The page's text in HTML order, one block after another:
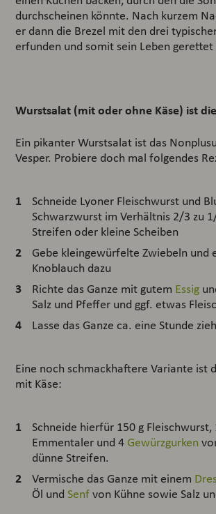
durchscheinen könnte. Nach kurzem
er dann die Brezel mit den drei
erfunden und somit sein Leben gerettet
Wurstsalat (mit oder ohne Käse) ist
Ein pikanter Wurstsalat ist das
Vesper. Probiere doch mal folgendes
Schneide Lyoner Fleischwurst und
Schwarzwurst im Verhältnis 2/3 zu
Streifen oder kleine Scheiben
Gebe kleingewürfelte Zwiebeln und
Knoblauch dazu
Richte das Ganze mit gutem Essig
Salz und Pfeffer und ggf. etwas
Lasse das Ganze ca. eine Stunde
Eine noch schmackhaftere Variante ist
mit Käse:
Schneide hierfür 150 g Fleischwurst,
Emmentaler und 4 Gewürzgurken
dünne Streifen.
Vermische das Ganze mit einem
Öl undSenfvon Kühne sowie Salz